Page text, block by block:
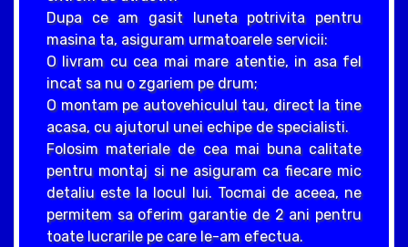
Dupa ce am gasit luneta potrivita pentru
masina ta, asiguram urmatoarele servicii:
O livram cu cea mai mare atentie, in asa fel
incat sa nu o zgariem pe drum;
O montam pe autovehiculul tau, direct la tine
acasa, cu ajutorul unei echipe de specialisti.
Folosim materiale de cea mai buna calitate
pentru montaj si ne asiguram ca fiecare mic
detaliu este la locul lui. Tocmai de aceea, ne
permitem sa oferim garantie de 2 ani pentru
toate lucrarile pe care le-am efectua.